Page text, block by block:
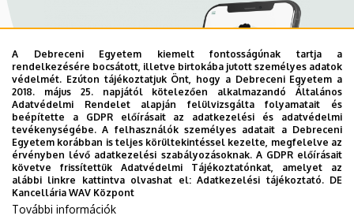
A Debreceni Egyetem kiemelt fontosságúnak tartja a
rendelkezésére bocsátott, illetve birtokába jutott személyes adatok
védelmét. Ezúton tájékoztatjuk Önt, hogy a Debreceni Egyetem a
2018. május 25. napjától kötelezően alkalmazandó Általános
Adatvédelmi Rendelet alapján felülvizsgálta folyamatait és
beépítette a GDPR előírásait az adatkezelési és adatvédelmi
tevékenységébe. A felhasználók személyes adatait a Debreceni
Egyetem korábban is teljes körültekintéssel kezelte, megfelelve az
érvényben lévő adatkezelési szabályozásoknak. A GDPR előírásait
követve frissítettük Adatvédelmi Tájékoztatónkat, amelyet az
alábbi linkre kattintva olvashat el:Adatkezelési tájékoztató. DE
Kancellária WAV Központ
További információk